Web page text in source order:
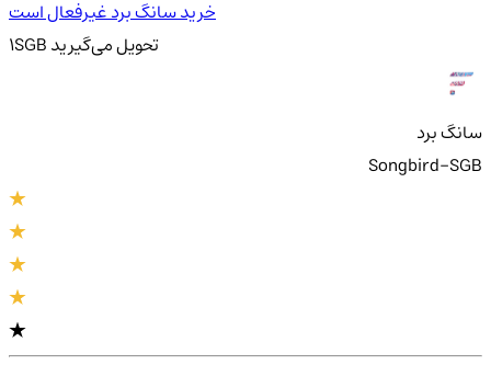
خرید سانگ برد غیرفعال است
1SGB تحویلمی‌گیرید
سانگ برد
Songbird-SGB